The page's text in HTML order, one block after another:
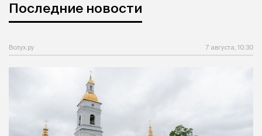
Последние новости
Вслух.ру 7 августа, 10:30